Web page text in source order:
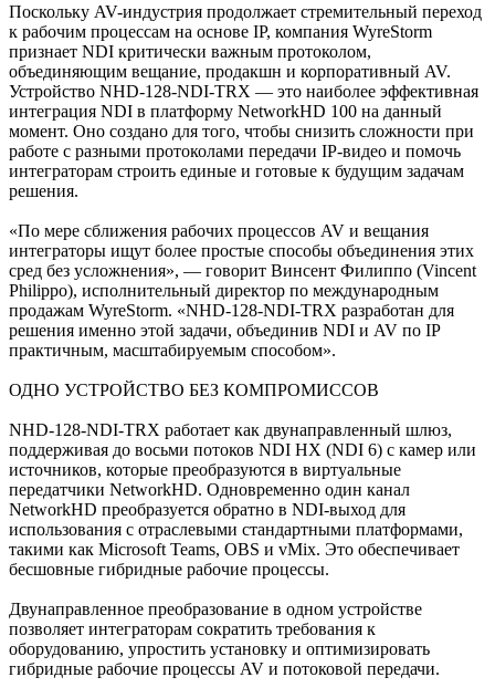
Поскольку AV-индустрия продолжает стремительный переход
к рабочим процессам на основе IP, компания WyreStorm
признает NDI критически важным протоколом,
объединяющим вещание, продакшн и корпоративный AV.
Устройство NHD-128-NDI-TRX — это наиболее эффективная
интеграция NDI в платформу NetworkHD 100 на данный
момент. Оно создано для того, чтобы снизить сложности при
работе с разными протоколами передачи IP-видео и помочь
интеграторам строить единые и готовые к будущим задачам
решения.
«По мере сближения рабочих процессов AV и вещания
интеграторы ищут более простые способы объединения этих
сред без усложнения», — говорит Винсент Филиппо (Vincent
Philippo), исполнительный директор по международным
продажам WyreStorm. «NHD-128-NDI-TRX разработан для
решения именно этой задачи, объединив NDI и AV по IP
практичным, масштабируемым способом».
ОДНО УСТРОЙСТВО БЕЗ КОМПРОМИССОВ
NHD-128-NDI-TRX работает как двунаправленный шлюз,
поддерживая до восьми потоков NDI HX (NDI 6) с камер или
источников, которые преобразуются в виртуальные
передатчики NetworkHD. Одновременно один канал
NetworkHD преобразуется обратно в NDI-выход для
использования с отраслевыми стандартными платформами,
такими как Microsoft Teams, OBS и vMix. Это обеспечивает
бесшовные гибридные рабочие процессы.
Двунаправленное преобразование в одном устройстве
позволяет интеграторам сократить требования к
оборудованию, упростить установку и оптимизировать
гибридные рабочие процессы AV и потоковой передачи.